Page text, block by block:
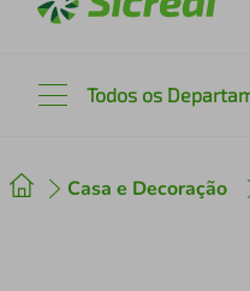
Todos os
Casa e Decoração